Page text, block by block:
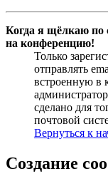
Когда я щёлкаю по
на конференцию!
Только
отправлять
встроенную в
сделано для
почтовой
Вернуться к
Создание